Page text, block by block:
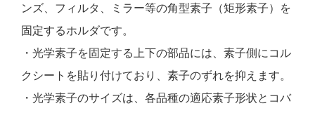
ンズ、フィルタ、ミラー等の角型素子（矩形素子）を
固定するホルダです。
・光学素子を固定する上下の部品には、素子側にコル
クシートを貼り付けており、素子のずれを抑えます。
・光学素子のサイズは、各品種の適応素子形状とコバ